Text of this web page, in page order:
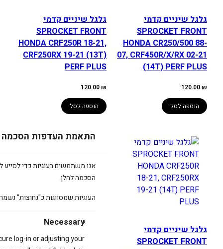
התאמת העדפות הסכמה
אנו משתמשים בעוגיות כדי לסייע
הסכמה להלן.
העוגיות שמסווגות כ"נחוצות"
Necessary
log-in or adjusting your
גלגל שיניים קדמי
SPROCKET FRONT
HONDA CR250/500 88-
07, CRF450R/X/RX 02-21
(14T) PERF PLUS
120.00₪
הוספה לסל
גלגל שיניים קדמי
SPROCKET FRONT
HONDA CRF250R 18-21,
CRF250RX 19-21 (13T)
PERF PLUS
120.00₪
הוספה לסל
גלגל שיניים קדמי
SPROCKET FRONT
גלגל שיניים קדמי
SPROCKET FRONT
KAWASAKI KX450F 06-